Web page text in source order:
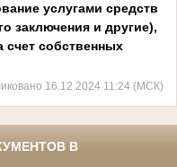
услугами средств
заключения и другие),
счет собственных
16.12.2024 11:24 (МСК)
В